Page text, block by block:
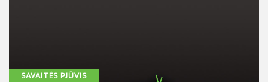
SAVAITĖS PJŪVIS